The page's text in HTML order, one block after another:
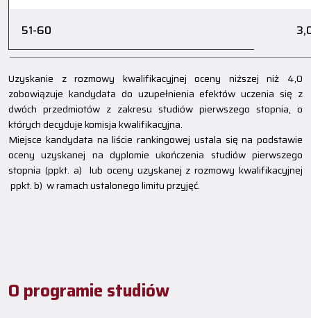
51-60
Uzyskanie z rozmowy kwalifikacyjnej oceny niższej niż 4,0
zobowiązuje kandydata do uzupełnienia efektów uczenia się z
dwóch przedmiotów z zakresu studiów pierwszego stopnia, o
których decyduje komisja kwalifikacyjna.
Miejsce kandydata na liście rankingowej ustala się na podstawie
oceny uzyskanej na dyplomie ukończenia studiów pierwszego
stopnia (ppkt. a) lub oceny uzyskanej z rozmowy kwalifikacyjnej
ppkt. b) w ramach ustalonego limitu przyjęć.
O programie studiów